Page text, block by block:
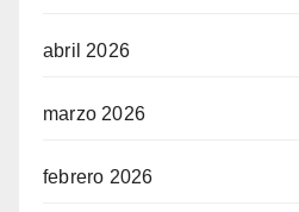
abril 2026
marzo 2026
febrero 2026